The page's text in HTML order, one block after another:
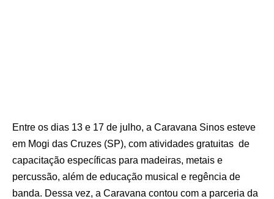
Entre os dias 13 e 17 de julho, a Caravana Sinos esteve
em Mogi das Cruzes (SP), com atividades gratuitas de
capacitação específicas para madeiras, metais e
percussão, além de educação musical e regência de
banda. Dessa vez, a Caravana contou com a parceria da